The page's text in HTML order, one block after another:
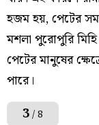
হজম হয়, পেটের
মশলা পুরোপুরি মিহি
পেটের মানুষের
পারে।
3/ 8